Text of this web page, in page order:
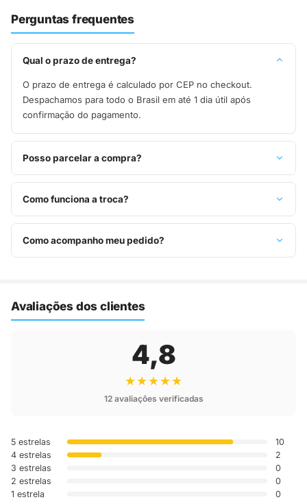
Perguntas frequentes
Qual o prazo de entrega?
O prazo de entrega é calculado por CEP no checkout.
Despachamos para todo o Brasil em até 1 dia útil após
confirmação do pagamento.
Posso parcelar a compra?
Sim, parcelamos em até 10x sem juros no cartão de crédito,
ou pague à vista no Pix com 8% de desconto.
Como funciona a troca?
Você tem 7 dias após o recebimento para solicitar troca.
Basta entrar em contato pelo WhatsApp ou e-mail.
Como acompanho meu pedido?
Avaliações dos clientes
4,8
★★★★★
12 avaliações verificadas
5 estrelas
10
4 estrelas
2
3 estrelas
0
2 estrelas
0
1 estrela
0